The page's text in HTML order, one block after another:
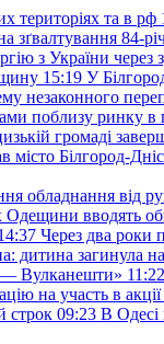
територіях та в рф
зґвалтування 84-
з України
15:19 У
незаконного
поблизу ринку
громаді
місто Білгород-
обладнання від
Одещини вводять
Через два роки
дитина загинула на
— Вулканешти» 11:22
на участь в
строк 09:23 В Одесі